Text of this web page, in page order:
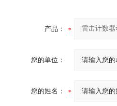
产品：
您的单位：
您的姓名：